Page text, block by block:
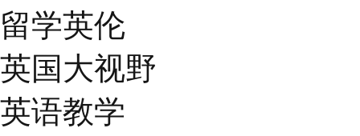
留学英伦
英国大视野
英语教学